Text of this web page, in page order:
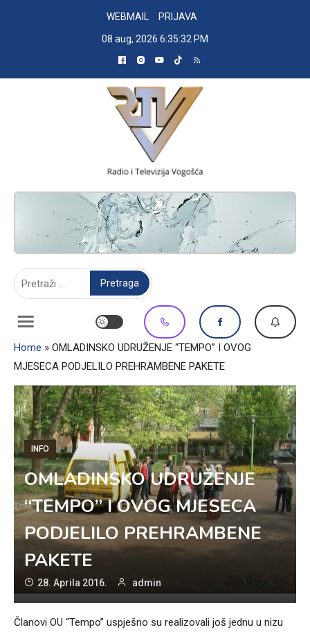
WEBMAIL
PRIJAVA
08 aug, 2026 6:35:33 PM
RADIO TELEVIZIJA VOGOŠĆA
Home » OMLADINSKO UDRUŽENJE “TEMPO” I OVOG
MJESECA PODJELILO PREHRAMBENE PAKETE
INFO
OMLADINSKO UDRUŽENJE
“TEMPO” I OVOG MJESECA
PODJELILO PREHRAMBENE
PAKETE
28. Aprila 2016. admin
Članovi OU “Tempo” uspješno su realizovali još jednu u nizu